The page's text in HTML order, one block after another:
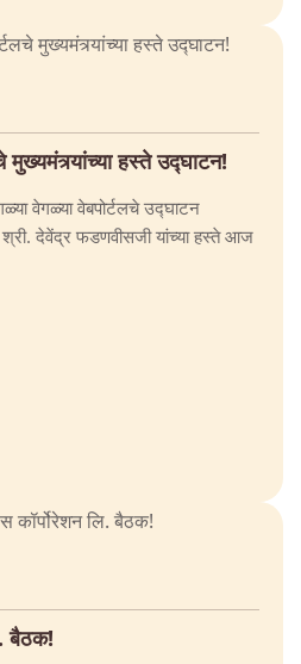
मुख्यमंत्र्यांच्या हस्ते उद्घाटन!
वेगळ्या वेबपोर्टलचे उद्घाटन
श्री. देवेंद्र फडणवीसजी यांच्या हस्ते आज
बैठक!